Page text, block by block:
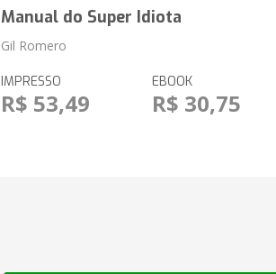
Manual do Super Idiota
Gil Romero
IMPRESSO
R$ 53,49
EBOOK
R$ 30,75